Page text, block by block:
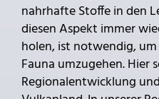
nahrhafte Stoffe in den
diesen Aspekt immer
holen, ist notwendig,
Fauna umzugehen. Hier
Regionalentwicklung